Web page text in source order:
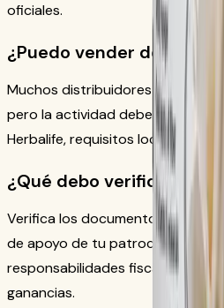
oficiales.
¿Puedo vender desde
Muchos distribuidores trabajan
pero la actividad debe seguir las
Herbalife, requisitos locales y
¿Qué debo verificar
Verifica los documentos
de apoyo de tu patrocinador,
responsabilidades fiscales y la
ganancias.